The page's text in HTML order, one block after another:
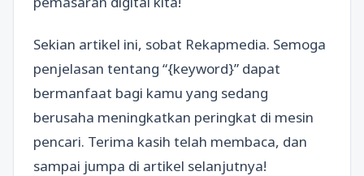
Sekian artikel ini, sobat Rekapmedia. Semoga
penjelasan tentang “{keyword}” dapat
bermanfaat bagi kamu yang sedang
berusaha meningkatkan peringkat di mesin
pencari. Terima kasih telah membaca, dan
sampai jumpa di artikel selanjutnya!